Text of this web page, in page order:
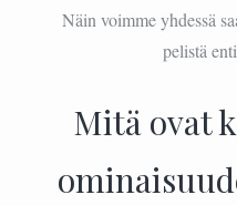
Näin voimme yhdessä
pelistä
Mitä ovat